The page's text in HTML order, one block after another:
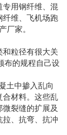
专用钢纤维、混
纤维、飞机场跑
厂家。
和粒径有很大关
布的规程自己设
土中掺入乱向
合材料。这些乱
裂缝的扩展及
拉、抗弯、抗冲